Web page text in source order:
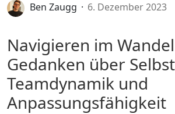
Ben Zaugg 6. Dezember 2023
Navigieren im
Gedanken über
Teamdynamik und
Anpassungsfähigkeit